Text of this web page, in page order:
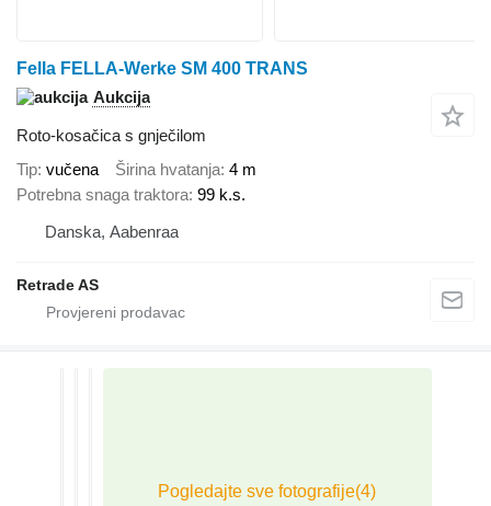
Fella FELLA-Werke SM 400 TRANS
Aukcija
Roto-kosačica s gnječilom
Tip vučena Širina hvatanja 4 m
Potrebna snaga traktora 99 k.s.
Danska, Aabenraa
Retrade AS